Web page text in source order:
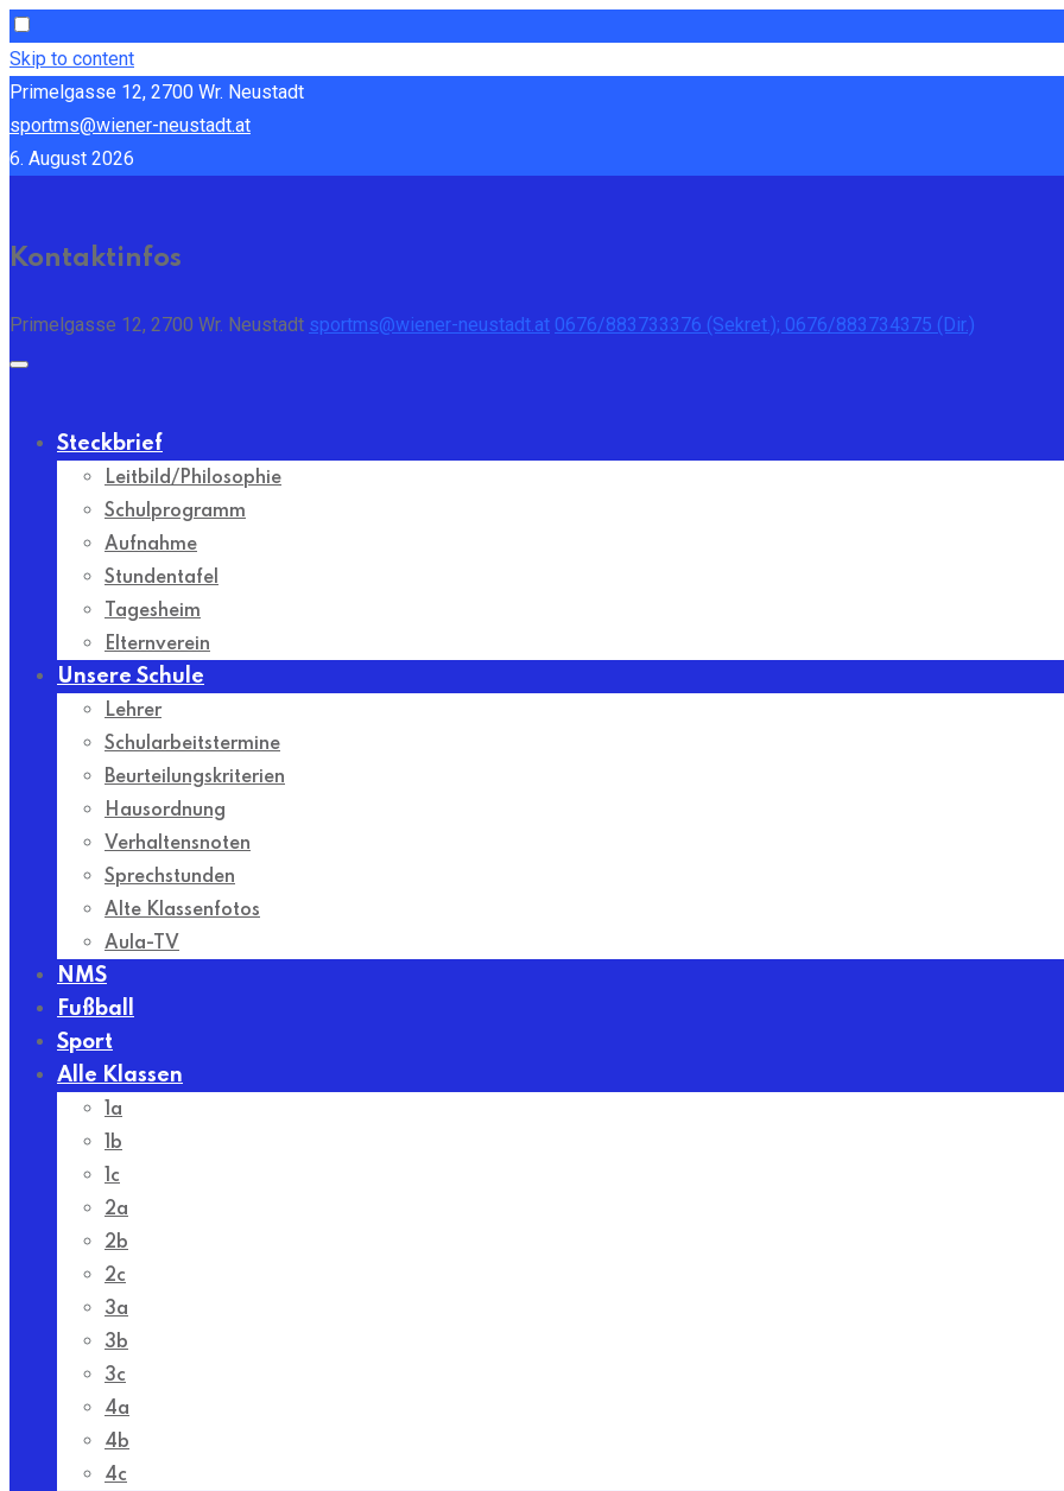
Skip to content
Primelgasse 12, 2700 Wr. Neustadt
sportms@wiener-neustadt.at
6. August 2026
Kontaktinfos
Primelgasse 12, 2700 Wr. Neustadt sportms@wiener-neustadt.at 0676/883733376 (Sekret.); 0676/883734375 (Dir.)
Steckbrief
Leitbild/Philosophie
Schulprogramm
Aufnahme
Stundentafel
Tagesheim
Elternverein
Unsere Schule
Lehrer
Schularbeitstermine
Beurteilungskriterien
Hausordnung
Verhaltensnoten
Sprechstunden
Alte Klassenfotos
Aula-TV
NMS
Fußball
Sport
Alle Klassen
1a
1b
1c
2a
2b
2c
3a
3b
3c
4a
4b
4c